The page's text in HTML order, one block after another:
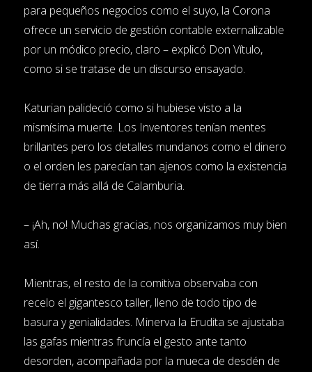
para pequeños negocios como el suyo, la Corona
ofrece un servicio de gestión contable externalizable
por un módico precio, claro – explicó Don Vítulo,
como si se tratase de un discurso ensayado.
Katurian palideció como si hubiese visto a la
mismísima muerte. Los Inventores tenían mentes
brillantes pero los detalles mundanos como el dinero
o el orden les parecían tan ajenos como la existencia
de tierra más allá de Calamburia.
– ¡Ah, no! Muchas gracias, nos organizamos muy bien
así.
Mientras, el resto de la comitiva observaba con
recelo el gigantesco taller, lleno de todo tipo de
basura y genialidades. Minerva la Erudita se ajustaba
las gafas mientras fruncía el gesto ante tanto
desorden, acompañada por la mueca de desdén de